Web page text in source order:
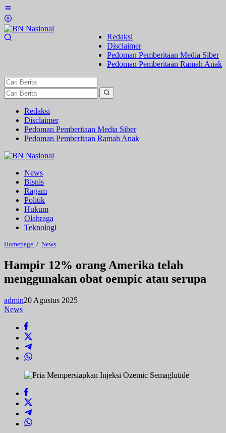
Lewati
ke
konten
Redaksi
Disclaimer
Pedoman Pemberitaan Media Siber
Pedoman Pemberitaan Ramah Anak
Redaksi
Disclaimer
Pedoman Pemberitaan Media Siber
Pedoman Pemberitaan Ramah Anak
News
Bisnis
Ragam
Politik
Hukum
Olahraga
Teknologi
Homepage / NewsHampir
orang
Amerika
telah
menggunakan
oempic
Hampir 12% orang Amerika telah
menggunakan obat oempic atau serupa
admin20 Agustus 2025
News